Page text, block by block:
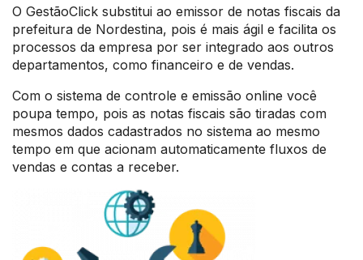
O GestãoClick substitui ao emissor de notas fiscais da
prefeitura de Nordestina, pois é mais ágil e facilita os
processos da empresa por ser integrado aos outros
departamentos, como financeiro e de vendas.
Com o sistema de controle e emissão online você
poupa tempo, pois as notas fiscais são tiradas com
mesmos dados cadastrados no sistema ao mesmo
tempo em que acionam automaticamente fluxos de
vendas e contas a receber.